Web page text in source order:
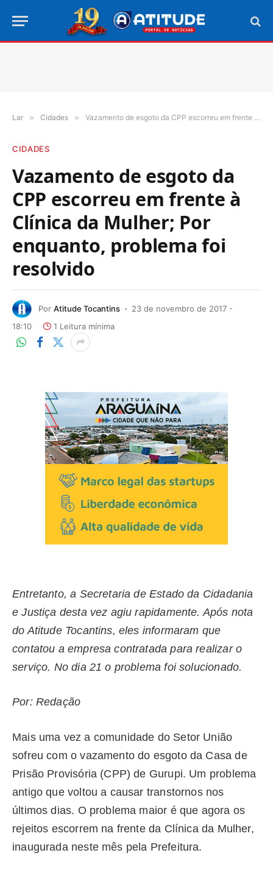
Lar » Cidades » Vazamento de esgoto da CPP escorreu em frente à Clínica da Mulher; Por enquanto, problema foi resolvido
CIDADES
Vazamento de esgoto da
CPP escorreu em frente à
Clínica da Mulher; Por
enquanto, problema foi
resolvido
Por Atitude Tocantins
23 de novembro de 2017 -
18:10
1 Leitura mínima
Entretanto, a Secretaria de Estado da Cidadania
e Justiça desta vez agiu rapidamente. Após nota
do Atitude Tocantins, eles informaram que
contatou a empresa contratada para realizar o
serviço. No dia 21 o problema foi solucionado.
Por: Redação
Mais uma vez a comunidade do Setor União
sofreu com o vazamento do esgoto da Casa de
Prisão Provisória (CPP) de Gurupi. Um problema
antigo que voltou a causar transtornos nos
últimos dias. O problema maior é que agora os
rejeitos escorrem na frente da Clínica da Mulher,
inaugurada neste mês pela Prefeitura.